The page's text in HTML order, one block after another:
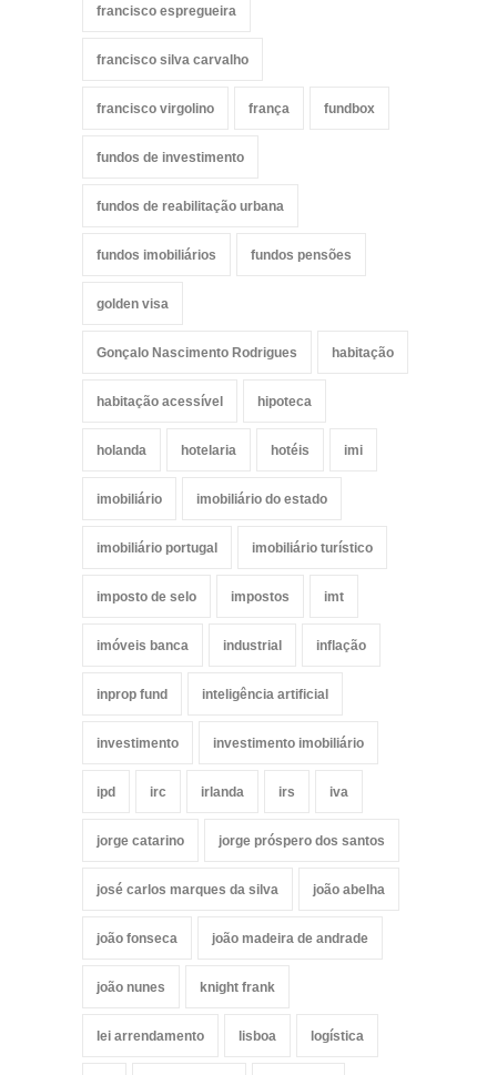
francisco espregueira
francisco silva carvalho
francisco virgolino frança fundbox
fundos de investimento
fundos de reabilitação urbana
fundos imobiliários fundos pensões
golden visa
Gonçalo Nascimento Rodrigues habitação
habitação acessível hipoteca
holanda hotelaria hotéis imi
imobiliário imobiliário do estado
imobiliário portugal imobiliário turístico
imposto de selo impostos imt
imóveis banca industrial inflação
inprop fund inteligência artificial
investimento investimento imobiliário
ipd irc irlanda irs iva
jorge catarino jorge próspero dos santos
josé carlos marques da silva joão abelha
joão fonseca joão madeira de andrade
joão nunes knight frank
lei arrendamento lisboa logística